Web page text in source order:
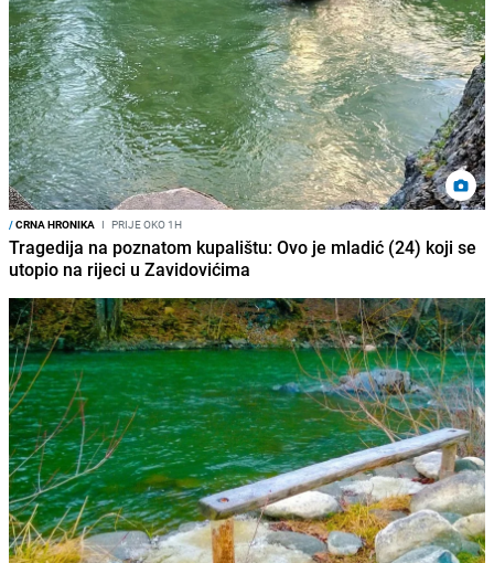
/CRNA HRONIKA I PRIJE OKO 1H
Tragedija na poznatom kupalištu: Ovo je mladić (24) koji se
utopio na rijeci u Zavidovićima